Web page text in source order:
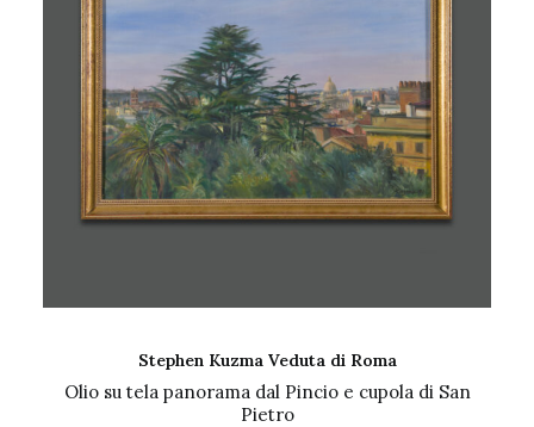
AGGIUNGI AL CARRELLO
Stephen Kuzma Veduta di Roma
Olio su tela panorama dal Pincio e cupola di San
Pietro